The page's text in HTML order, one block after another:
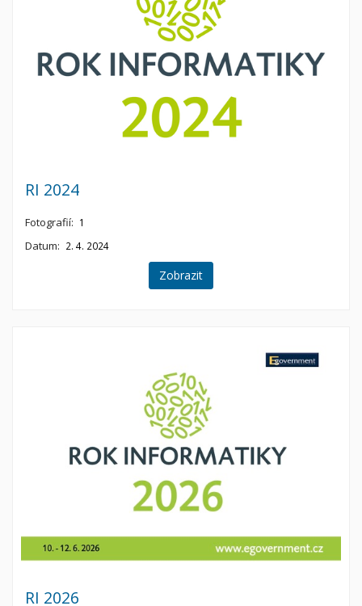
RI 2024
Fotografií: 1
Datum: 2. 4. 2024
Zobrazit
RI 2026